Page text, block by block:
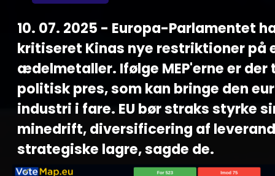
10. 07. 2025 - Europa-Parlamentet
kritiseret Kinas nye restriktioner på
ædelmetaller. Ifølge MEP'erne er der
politisk pres, som kan bringe den
industri i fare. EU bør straks styrke
minedrift, diversificering af
strategiske lagre, sagde de.